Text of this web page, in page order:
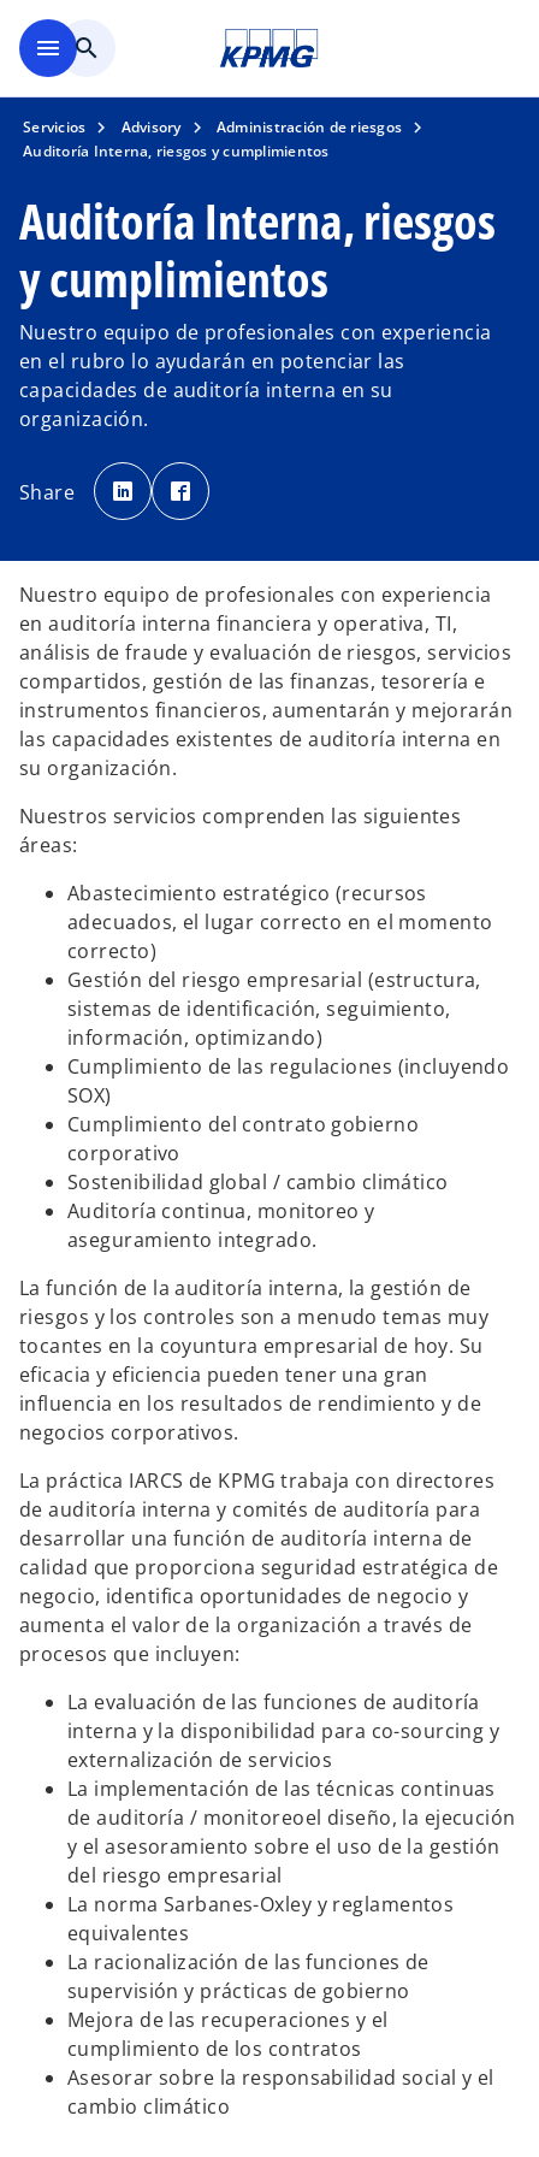
menu search
Servicios Advisory
Administración de riesgos
Auditoría Interna, riesgos y cumplimientos
Auditoría Interna, riesgos
y cumplimientos
Nuestro equipo de profesionales con experiencia
en el rubro lo ayudarán en potenciar las
capacidades de auditoría interna en su
organización.
Share e
a
b
n
p
s
a
ñ
a
u
e
v
e
a
n
p
s
a
ñ
a
u
Nuestro equipo de profesionales con experiencia
en auditoría interna financiera y operativa, TI,
análisis de fraude y evaluación de riesgos, servicios
compartidos, gestión de las finanzas, tesorería e
instrumentos financieros, aumentarán y mejorarán
las capacidades existentes de auditoría interna en
su organización.
Nuestros servicios comprenden las siguientes
áreas:
Abastecimiento estratégico (recursos
adecuados, el lugar correcto en el momento
correcto)
Gestión del riesgo empresarial (estructura,
sistemas de identificación, seguimiento,
información, optimizando)
Cumplimiento de las regulaciones (incluyendo
SOX)
Cumplimiento del contrato gobierno
corporativo
Sostenibilidad global / cambio climático
Auditoría continua, monitoreo y
aseguramiento integrado.
La función de la auditoría interna, la gestión de
riesgos y los controles son a menudo temas muy
tocantes en la coyuntura empresarial de hoy. Su
eficacia y eficiencia pueden tener una gran
influencia en los resultados de rendimiento y de
negocios corporativos.
La práctica IARCS de KPMG trabaja con directores
de auditoría interna y comités de auditoría para
desarrollar una función de auditoría interna de
calidad que proporciona seguridad estratégica de
negocio, identifica oportunidades de negocio y
aumenta el valor de la organización a través de
procesos que incluyen:
La evaluación de las funciones de auditoría
interna y la disponibilidad para co-sourcing y
externalización de servicios
La implementación de las técnicas continuas
de auditoría / monitoreoel diseño, la ejecución
y el asesoramiento sobre el uso de la gestión
del riesgo empresarial
La norma Sarbanes-Oxley y reglamentos
equivalentes
La racionalización de las funciones de
supervisión y prácticas de gobierno
Mejora de las recuperaciones y el
cumplimiento de los contratos
Asesorar sobre la responsabilidad social y el
cambio climático